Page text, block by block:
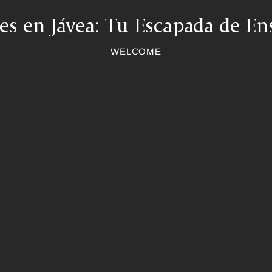
en Jávea: Tu Escapada de
WELCOME